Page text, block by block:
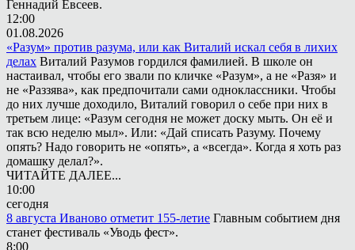
Геннадий Евсеев.
12:00
01.08.2026
«Разум» против разума, или как Виталий искал себя в лихих
делах Виталий Разумов гордился фамилией. В школе он
настаивал, чтобы его звали по кличке «Разум», а не «Разя» и
не «Раззява», как предпочитали сами одноклассники. Чтобы
до них лучше доходило, Виталий говорил о себе при них в
третьем лице: «Разум сегодня не может доску мыть. Он её и
так всю неделю мыл». Или: «Дай списать Разуму. Почему
опять? Надо говорить не «опять», а «всегда». Когда я хоть раз
домашку делал?».
ЧИТАЙТЕ ДАЛЕЕ...
10:00
сегодня
8 августа Иваново отметит 155-летие Главным событием дня
станет фестиваль «Уводь фест».
8:00